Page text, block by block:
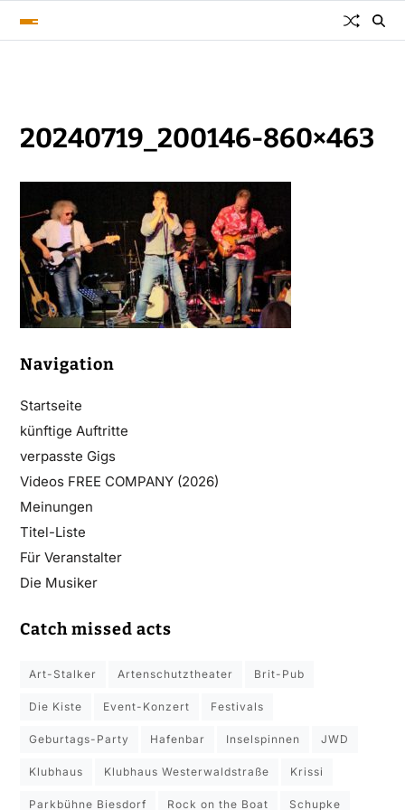
20240719_200146-860×463
Navigation
Startseite
künftige Auftritte
verpasste Gigs
Videos FREE COMPANY (2026)
Meinungen
Titel-Liste
Für Veranstalter
Die Musiker
Catch missed acts
Art-Stalker Artenschutztheater Brit-Pub
Die Kiste Event-Konzert Festivals
Geburtags-Party Hafenbar Inselspinnen JWD
Klubhaus Klubhaus Westerwaldstraße Krissi
Parkbühne Biesdorf Rock on the Boat Schupke